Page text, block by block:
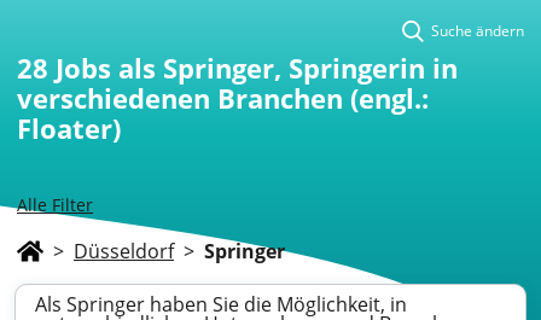
Alle Filter
Suche ändern
28 Jobs als Springer, Springerin in
verschiedenen Branchen (engl.:
Floater)
> Düsseldorf > Springer
Als Springer haben Sie die Möglichkeit, in